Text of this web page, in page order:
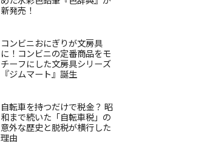
新発売！
コンビニおにぎりが文房具
に！コンビニの定番商品をモ
チーフにした文房具シリーズ
『ジムマート』誕生
自転車を持つだけで税金？ 昭
和まで続いた「自転車税」の
意外な歴史と脱税が横行した
理由